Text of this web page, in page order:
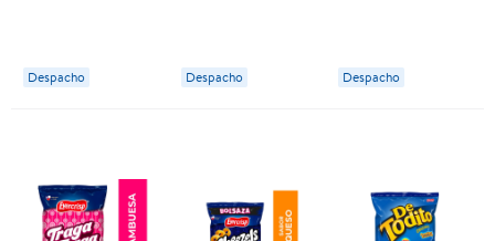
Despacho Despacho Despacho